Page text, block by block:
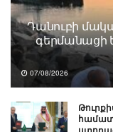
Դանուբի
գերմանացի
07/08/2026